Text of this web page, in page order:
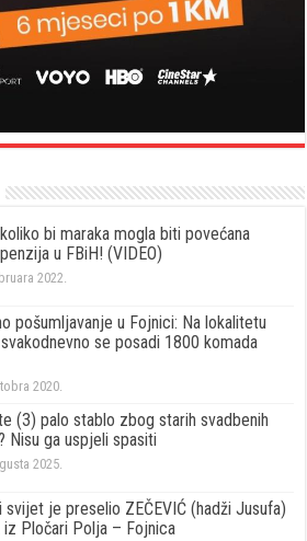
bi maraka mogla biti povećana
u FBiH! (VIDEO)
2022.
pošumljavanje u Fojnici: Na lokalitetu
se posadi 1800 komada
2020.
(3) palo stablo zbog starih svadbenih
Nisu ga uspjeli spasiti
2025.
svijet je preselio ZEČEVIĆ (hadži Jusufa)
iz Pločari Polja – Fojnica